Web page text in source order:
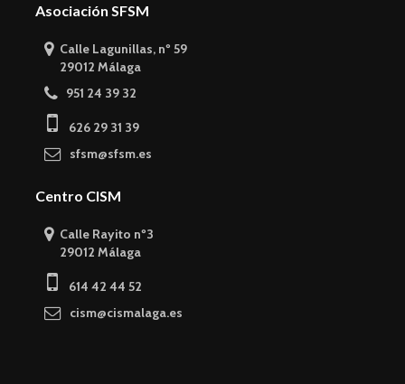
Asociación SFSM
Calle Lagunillas, nº 59
29012 Málaga
951 24 39 32
626 29 31 39
sfsm@sfsm.es
Centro CISM
Calle Rayito nº3
29012 Málaga
614 42 44 52
cism@cismalaga.es